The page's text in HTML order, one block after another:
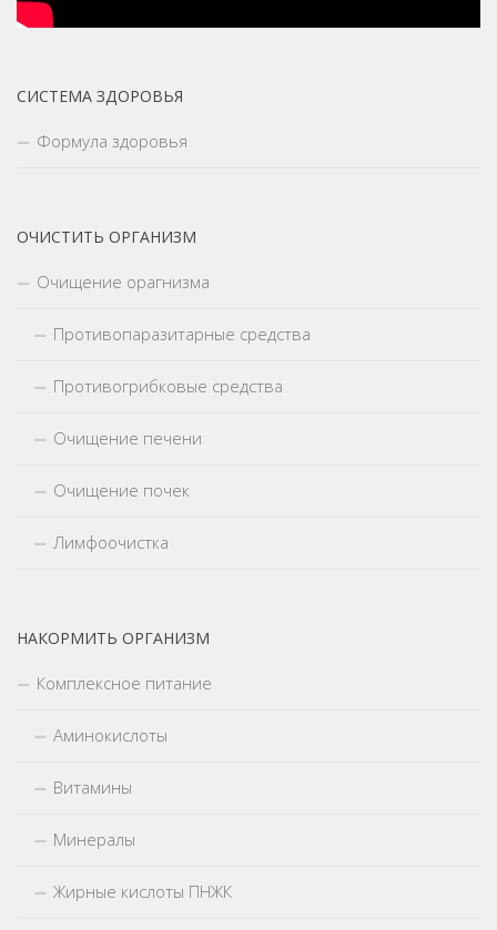
СИСТЕМА ЗДОРОВЬЯ
Формула здоровья
ОЧИСТИТЬ ОРГАНИЗМ
Очищение орагнизма
Противопаразитарные средства
Противогрибковые средства
Очищение печени
Очищение почек
Лимфоочистка
НАКОРМИТЬ ОРГАНИЗМ
Комплексное питание
Аминокислоты
Витамины
Минералы
Жирные кислоты ПНЖК